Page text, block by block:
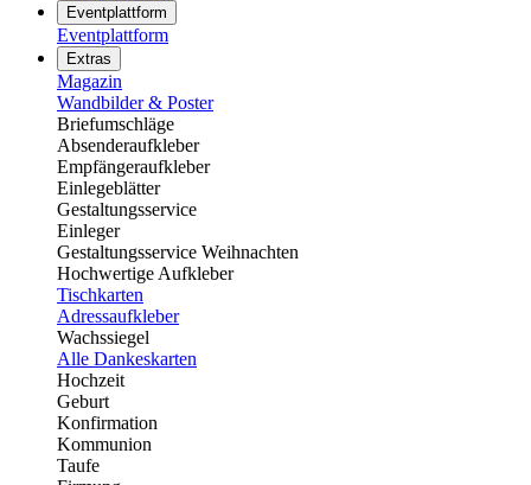
Eventplattform
Eventplattform
Extras
Magazin
Wandbilder & Poster
Briefumschläge
Absenderaufkleber
Empfängeraufkleber
Einlegeblätter
Gestaltungsservice
Einleger
Gestaltungsservice Weihnachten
Hochwertige Aufkleber
Tischkarten
Adressaufkleber
Wachssiegel
Alle Dankeskarten
Hochzeit
Geburt
Konfirmation
Kommunion
Taufe